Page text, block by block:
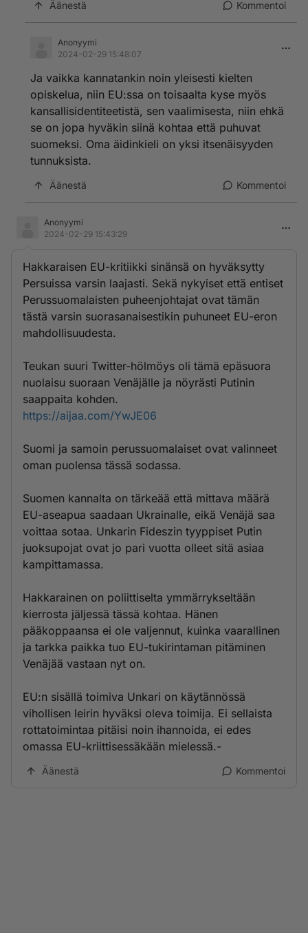
Äänestä Kommentoi
Anonyymi
2024-02-29 15:48:07
Ja vaikka kannatankin noin yleisesti kielten
opiskelua, niin EU:ssa on toisaalta kyse myös
kansallisidentiteetistä, sen vaalimisesta, niin ehkä
se on jopa hyväkin siinä kohtaa että puhuvat
suomeksi. Oma äidinkieli on yksi itsenäisyyden
tunnuksista.
Äänestä Kommentoi
Anonyymi
2024-02-29 15:43:29
Hakkaraisen EU-kritiikki sinänsä on hyväksytty
Persuissa varsin laajasti. Sekä nykyiset että entiset
Perussuomalaisten puheenjohtajat ovat tämän
tästä varsin suorasanaisestikin puhuneet EU-eron
mahdollisuudesta.
Teukan suuri Twitter-hölmöys oli tämä epäsuora
nuolaisu suoraan Venäjälle ja nöyrästi Putinin
saappaita kohden.
https://aijaa.com/YwJE06
Suomi ja samoin perussuomalaiset ovat valinneet
oman puolensa tässä sodassa.
Suomen kannalta on tärkeää että mittava määrä
EU-aseapua saadaan Ukrainalle, eikä Venäjä saa
voittaa sotaa. Unkarin Fideszin tyyppiset Putin
juoksupojat ovat jo pari vuotta olleet sitä asiaa
kampittamassa.
Hakkarainen on poliittiselta ymmärrykseltään
kierrosta jäljessä tässä kohtaa. Hänen
pääkoppaansa ei ole valjennut, kuinka vaarallinen
ja tarkka paikka tuo EU-tukirintaman pitäminen
Venäjää vastaan nyt on.
EU:n sisällä toimiva Unkari on käytännössä
vihollisen leirin hyväksi oleva toimija. Ei sellaista
rottatoimintaa pitäisi noin ihannoida, ei edes
omassa EU-kriittisessäkään mielessä.-
Äänestä Kommentoi